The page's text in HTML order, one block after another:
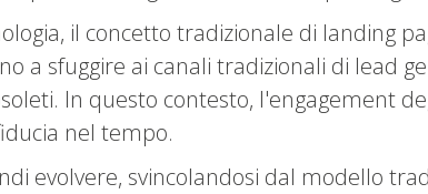
il concetto tradizionale di landing
a sfuggire ai canali tradizionali di lead
In questo contesto, l'engagement
nel tempo.
evolvere, svincolandosi dal modello